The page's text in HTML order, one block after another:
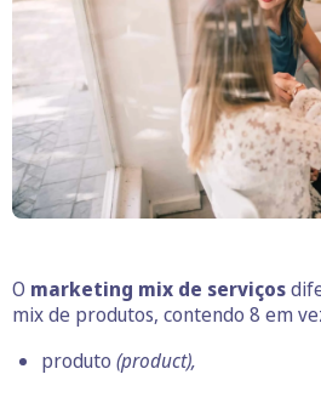
O marketing mix de serviços
mix de produtos, contendo 8 em
produto (product),